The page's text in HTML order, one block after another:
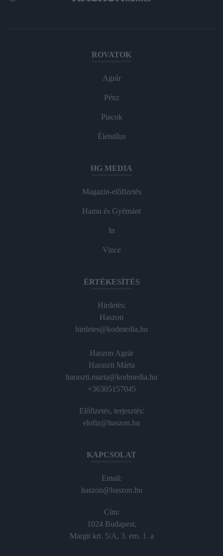
ROVATOK
Agrár
Pénz
Piacok
Életstílus
HG MEDIA
Magazin-előfizetés
Hamu és Gyémánt
In
Vince
ÉRTÉKESÍTÉS
Hirdetés:
Haszon
hirdetes@kodmedia.hu
Haszon Agrár
Haraszti Márta
haraszti.marta@kodmedia.hu
+36305157045
Előfizetés, terjesztés:
elofiz@haszon.hu
KAPCSOLAT
Email:
haszon@haszon.hu
Cím:
1024 Budapest,
Margit krt. 5/A, 3. em. 1. a